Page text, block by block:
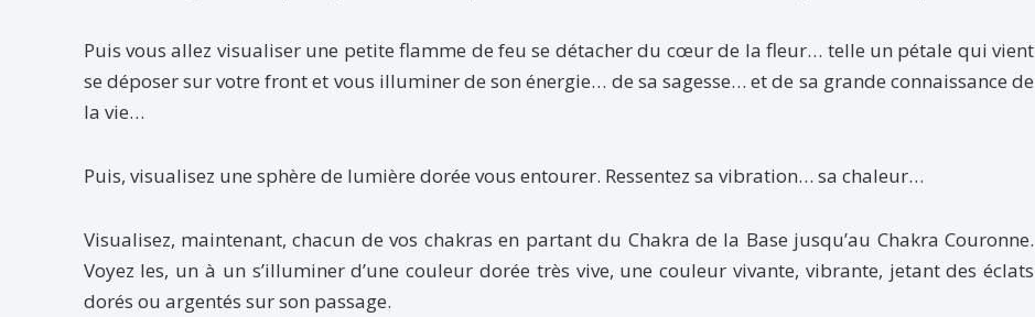
Puis vous allez visualiser une petite flamme de feu se détacher du cœur de la fleur… telle un pétale qui vient
se déposer sur votre front et vous illuminer de son énergie… de sa sagesse… et de sa grande connaissance de
la vie…
Puis, visualisez une sphère de lumière dorée vous entourer. Ressentez sa vibration… sa chaleur…
Visualisez, maintenant, chacun de vos chakras en partant du Chakra de la Base jusqu’au Chakra Couronne.
Voyez les, un à un s’illuminer d’une couleur dorée très vive, une couleur vivante, vibrante, jetant des éclats
dorés ou argentés sur son passage.